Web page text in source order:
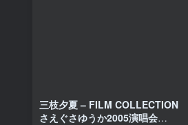
三枝夕夏 – FILM COLLECTION
さえぐさゆうか2005演唱会